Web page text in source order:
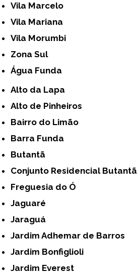
Vila Marcelo
Vila Mariana
Vila Morumbi
Zona Sul
Água Funda
Alto da Lapa
Alto de Pinheiros
Bairro do Limão
Barra Funda
Butantã
Conjunto Residencial Butantã
Freguesia do Ó
Jaguaré
Jaraguá
Jardim Adhemar de Barros
Jardim Bonfiglioli
Jardim Everest